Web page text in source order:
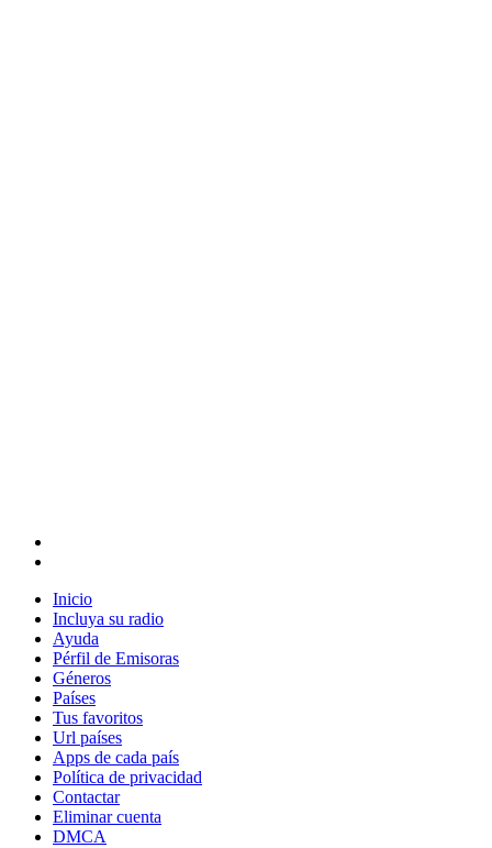
Inicio
Incluya su radio
Ayuda
Pérfil de Emisoras
Géneros
Países
Tus favoritos
Url países
Apps de cada país
Política de privacidad
Contactar
Eliminar cuenta
DMCA